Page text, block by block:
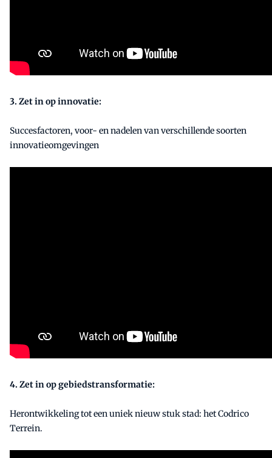
3. Zet in op innovatie:
Succesfactoren, voor- en nadelen van verschillende soorten
innovatieomgevingen
4. Zet in op gebiedstransformatie:
Herontwikkeling tot een uniek nieuw stuk stad: het Codrico
Terrein.